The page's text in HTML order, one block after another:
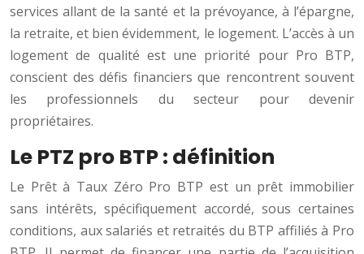
services allant de la santé et la prévoyance, à l’épargne,
la retraite, et bien évidemment, le logement. L’accès à un
logement de qualité est une priorité pour Pro BTP,
conscient des défis financiers que rencontrent souvent
les professionnels du secteur pour devenir
propriétaires.
Le PTZ pro BTP : définition
Le Prêt à Taux Zéro Pro BTP est un prêt immobilier
sans intérêts, spécifiquement accordé, sous certaines
conditions, aux salariés et retraités du BTP affiliés à Pro